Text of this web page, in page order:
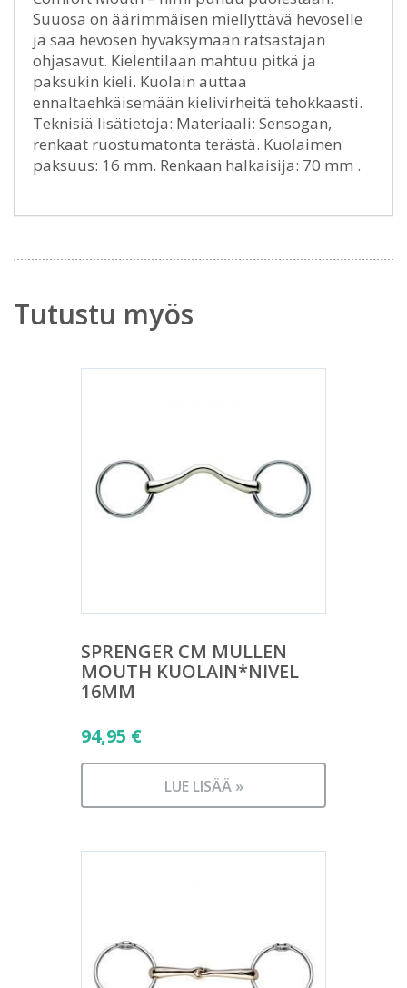
Suuosa on äärimmäisen miellyttävä hevoselle
ja saa hevosen hyväksymään ratsastajan
ohjasavut. Kielentilaan mahtuu pitkä ja
paksukin kieli. Kuolain auttaa
ennaltaehkäisemään kielivirheitä tehokkaasti.
Teknisiä lisätietoja: Materiaali: Sensogan,
renkaat ruostumatonta terästä. Kuolaimen
paksuus: 16 mm. Renkaan halkaisija: 70 mm .
Tutustu myös
SPRENGER CM MULLEN
MOUTH KUOLAIN*NIVEL
16MM
94,95 €
LUE LISÄÄ »